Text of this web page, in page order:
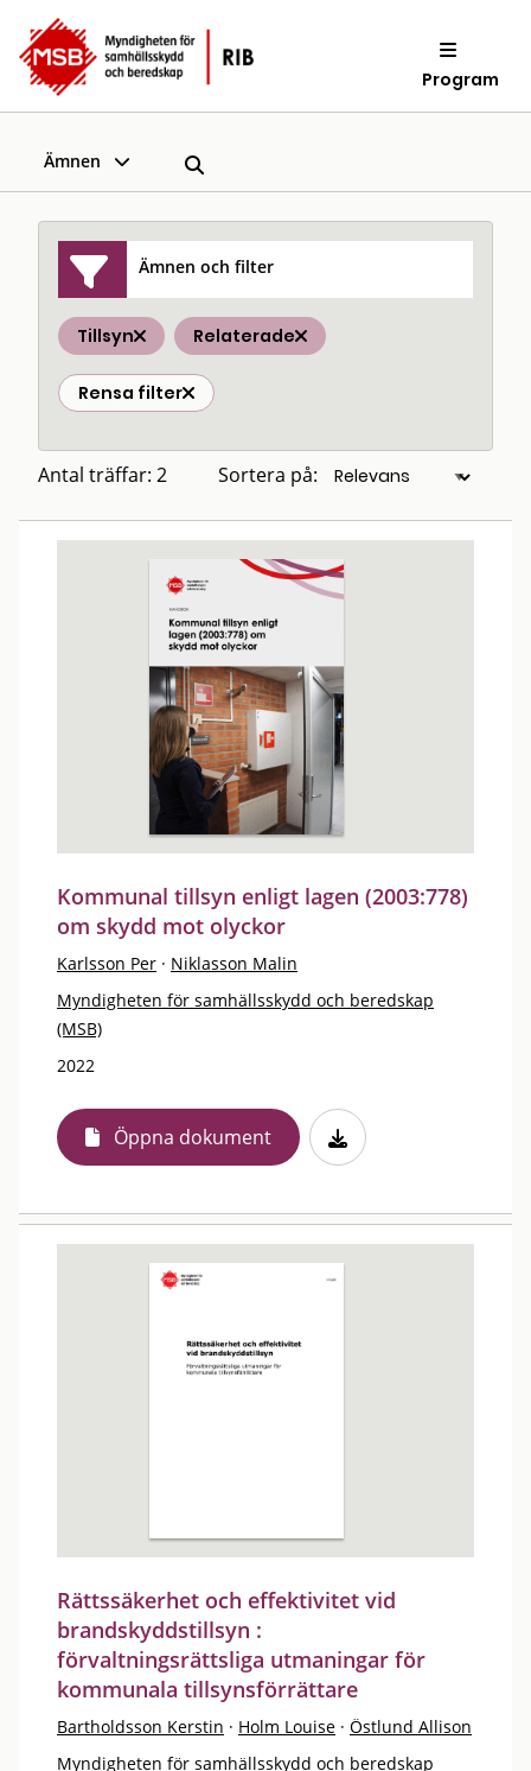
Program
Ämnen
Ämnen och filter
Tillsyn Relaterade
Rensa filter
Antal träffar: 2 Sortera på:
Kommunal tillsyn enligt lagen (2003:778)
om skydd mot olyckor
Karlsson Per · Niklasson Malin
Myndigheten för samhällsskydd och beredskap
(MSB)
2022
Öppna dokument
Rättssäkerhet och effektivitet vid
brandskyddstillsyn :
förvaltningsrättsliga utmaningar för
kommunala tillsynsförrättare
Bartholdsson Kerstin · Holm Louise · Östlund Allison
Myndigheten för samhällsskydd och beredskap